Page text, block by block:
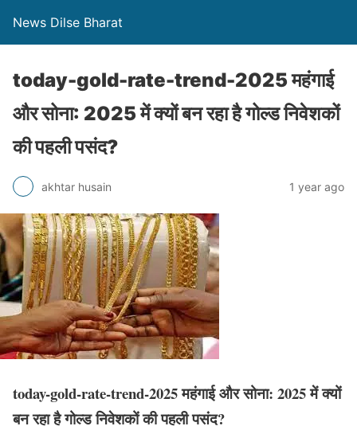
News Dilse Bharat
today-gold-rate-trend-2025 महंगाई
और सोना: 2025 में क्यों बन रहा है गोल्ड निवेशकों
की पहली पसंद?
akhtar husain 1 year ago
today-gold-rate-trend-2025 महंगाई और सोना: 2025 में क्यों
बन रहा है गोल्ड निवेशकों की पहली पसंद?